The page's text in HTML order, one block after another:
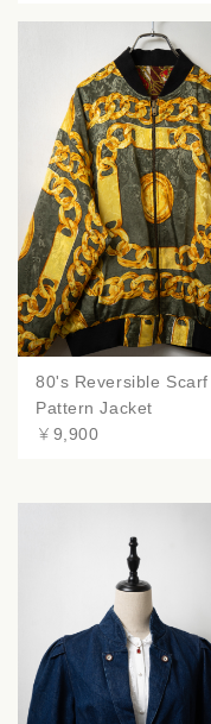
80's Reversible Scarf
Pattern Jacket
￥9,900